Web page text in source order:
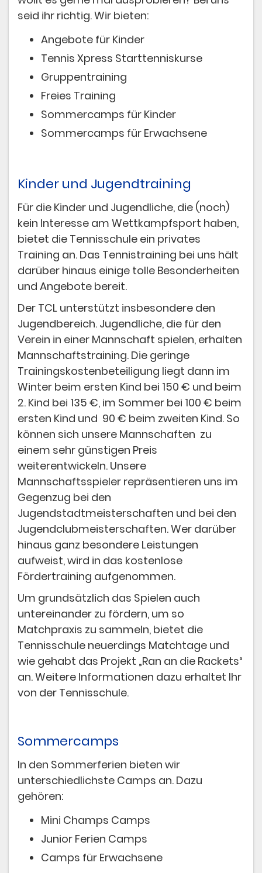
seid ihr richtig. Wir bieten:
Angebote für Kinder
Tennis Xpress Starttenniskurse
Gruppentraining
Freies Training
Sommercamps für Kinder
Sommercamps für Erwachsene
Kinder und Jugendtraining
​Für die Kinder und Jugendliche, die (noch)
kein Interesse am Wettkampfsport haben,
bietet die Tennisschule ein privates
Training an. Das Tennistraining bei uns hält
darüber hinaus einige tolle Besonderheiten
und Angebote bereit.
Der TCL unterstützt insbesondere den
Jugendbereich. Jugendliche, die für den
Verein in einer Mannschaft spielen, erhalten
Mannschaftstraining. Die geringe
Trainingskostenbeteiligung liegt dann im
Winter beim ersten Kind bei 150 € und beim
2. Kind bei 135 €, im Sommer bei 100 € beim
ersten Kind und 90 € beim zweiten Kind. So
können sich unsere Mannschaften zu
einem sehr günstigen Preis
weiterentwickeln. Unsere
Mannschaftsspieler repräsentieren uns im
Gegenzug bei den
Jugendstadtmeisterschaften und bei den
Jugendclubmeisterschaften. Wer darüber
hinaus ganz besondere Leistungen
aufweist, wird in das kostenlose
Fördertraining aufgenommen.
Um grundsätzlich das Spielen auch
untereinander zu fördern, um so
Matchpraxis zu sammeln, bietet die
Tennisschule neuerdings Matchtage und
wie gehabt das Projekt „Ran an die Rackets“
an. Weitere Informationen dazu erhaltet Ihr
von der Tennisschule.
Sommercamps
In den Sommerferien bieten wir
unterschiedlichste Camps an. Dazu
gehören:
Mini Champs Camps
Junior Ferien Camps
Camps für Erwachsene